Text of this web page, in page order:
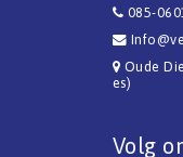
085-
Oude
es)
Volg